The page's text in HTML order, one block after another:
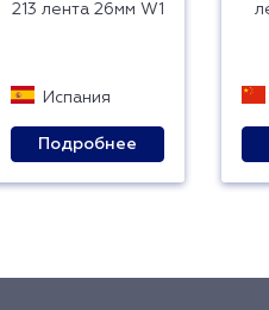
213 лента 26мм W1
Испания
Подробнее